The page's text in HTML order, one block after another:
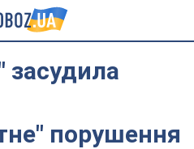
засудила
порушення